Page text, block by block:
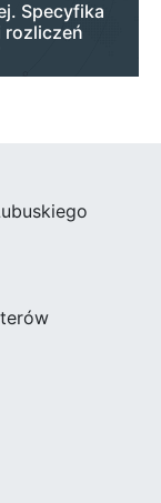
Specyfika
rozliczeń